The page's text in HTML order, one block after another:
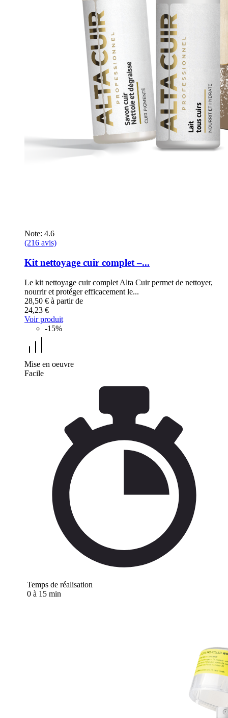
Note: 4.6
(216 avis)
Kit nettoyage cuir complet –...
Le kit nettoyage cuir complet Alta Cuir permet de nettoyer,
nourrir et protéger efficacement le...
28,50 € à partir de
24,23 €
Voir produit
-15%
Mise en oeuvre
Facile
Temps de réalisation
0 à 15 min